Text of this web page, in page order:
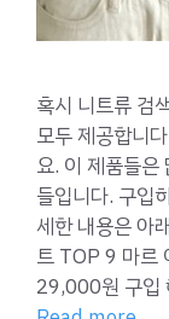
혹시 니트류 검
모두 제공합니
요. 이 제품들은
들입니다. 구입
세한 내용은 아
트 TOP 9 마르
29,000원 구입